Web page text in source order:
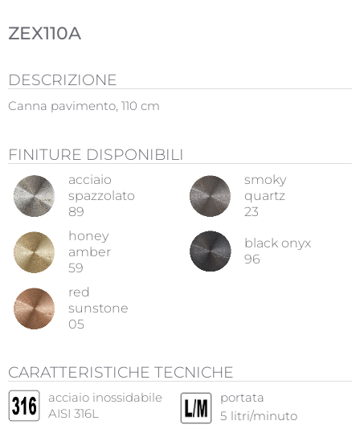
ZEX110A
DESCRIZIONE
Canna pavimento, 110 cm
FINITURE DISPONIBILI
acciaio
spazzolato
89
smoky
quartz
23
honey
amber
59
black onyx
96
red
sunstone
05
CARATTERISTICHE TECNICHE
acciaio inossidabile
AISI 316L
portata
5 litri/minuto